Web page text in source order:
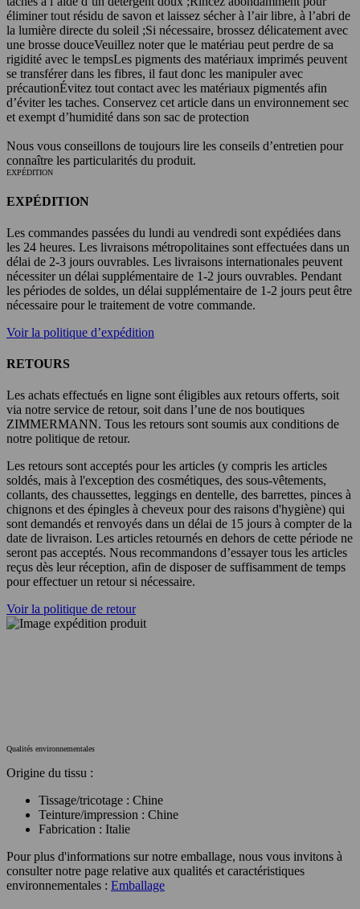
éliminer tout résidu de savon et laissez sécher à l’air libre, à l’abri de
la lumière directe du soleil ;Si nécessaire, brossez délicatement avec
une brosse douceVeuillez noter que le matériau peut perdre de sa
rigidité avec le tempsLes pigments des matériaux imprimés peuvent
se transférer dans les fibres, il faut donc les manipuler avec
précautionÉvitez tout contact avec les matériaux pigmentés afin
d’éviter les taches. Conservez cet article dans un environnement sec
et exempt d’humidité dans son sac de protection
Nous vous conseillons de toujours lire les conseils d’entretien pour
connaître les particularités du produit.
EXPÉDITION
EXPÉDITION
Les commandes passées du lundi au vendredi sont expédiées dans
les 24 heures. Les livraisons métropolitaines sont effectuées dans un
délai de 2-3 jours ouvrables. Les livraisons internationales peuvent
nécessiter un délai supplémentaire de 1-2 jours ouvrables. Pendant
les périodes de soldes, un délai supplémentaire de 1-2 jours peut être
nécessaire pour le traitement de votre commande.
Voir la politique d’expédition
RETOURS
Les achats effectués en ligne sont éligibles aux retours offerts, soit
via notre service de retour, soit dans l’une de nos boutiques
ZIMMERMANN. Tous les retours sont soumis aux conditions de
notre politique de retour.
Les retours sont acceptés pour les articles (y compris les articles
soldés, mais à l'exception des cosmétiques, des sous-vêtements,
collants, des chaussettes, leggings en dentelle, des barrettes, pinces à
chignons et des épingles à cheveux pour des raisons d'hygiène) qui
sont demandés et renvoyés dans un délai de 15 jours à compter de la
date de livraison. Les articles retournés en dehors de cette période ne
seront pas acceptés. Nous recommandons d’essayer tous les articles
reçus dès leur réception, afin de disposer de suffisamment de temps
pour effectuer un retour si nécessaire.
Voir la politique de retour
Qualités environnementales
Origine du tissu :
Tissage/tricotage : Chine
Teinture/impression : Chine
Fabrication : Italie
Pour plus d'informations sur notre emballage, nous vous invitons à
consulter notre page relative aux qualités et caractéristiques
environnementales : Emballage